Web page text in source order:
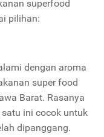
superfood
pilihan:
dengan aroma
super food
Barat. Rasanya
ini cocok untuk
dipanggang.